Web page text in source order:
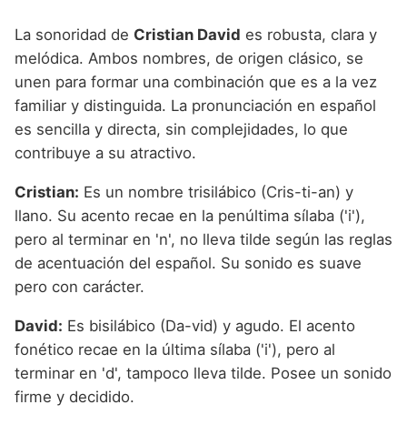
La sonoridad de Cristian David es robusta, clara y
melódica. Ambos nombres, de origen clásico, se
unen para formar una combinación que es a la vez
familiar y distinguida. La pronunciación en español
es sencilla y directa, sin complejidades, lo que
contribuye a su atractivo.
Cristian: Es un nombre trisilábico (Cris-ti-an) y
llano. Su acento recae en la penúltima sílaba ('i'),
pero al terminar en 'n', no lleva tilde según las reglas
de acentuación del español. Su sonido es suave
pero con carácter.
David: Es bisilábico (Da-vid) y agudo. El acento
fonético recae en la última sílaba ('i'), pero al
terminar en 'd', tampoco lleva tilde. Posee un sonido
firme y decidido.